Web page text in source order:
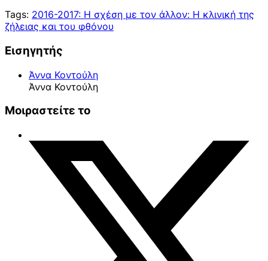
Tags: 2016-2017: Η σχέση με τον άλλον: Η κλινική της
ζήλειας και του φθόνου
Εισηγητής
Άννα Κοντούλη
Άννα Κοντούλη
Μοιραστείτε το